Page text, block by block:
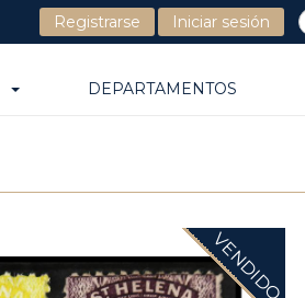
Registrarse Iniciar sesión
DEPARTAMENTOS
VENDIDO